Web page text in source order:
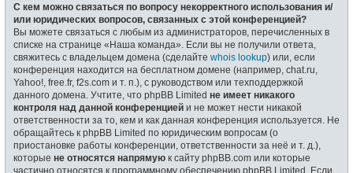
С кем можно связаться по вопросу некорректного использования и/
или юридических вопросов, связанных с этой конференцией?
Вы можете связаться с любым из администраторов, перечисленных в
списке на странице «Наша команда». Если вы не получили ответа,
свяжитесь с владельцем домена (сделайте whois lookup) или, если
конференция находится на бесплатном домене (например, chat.ru,
Yahoo!, free.fr, f2s.com и т. п.), с руководством или техподдержкой
данного домена. Учтите, что phpBB Limited не имеет никакого
контроля над данной конференцией и не может нести никакой
ответственности за то, кем и как данная конференция используется. Не
обращайтесь к phpBB Limited по юридическим вопросам (о
приостановке работы конференции, ответственности за неё и т. д.),
которые не относятся напрямую к сайту phpBB.com или которые
частично относятся к программному обеспечению phpBB Limited. Если